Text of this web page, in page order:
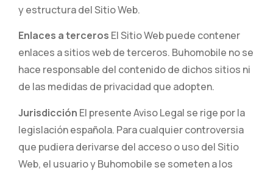
y estructura del Sitio Web.
Enlaces a terceros El Sitio Web puede contener
enlaces a sitios web de terceros. Buhomobile no se
hace responsable del contenido de dichos sitios ni
de las medidas de privacidad que adopten.
Jurisdicción El presente Aviso Legal se rige por la
legislación española. Para cualquier controversia
que pudiera derivarse del acceso o uso del Sitio
Web, el usuario y Buhomobile se someten a los